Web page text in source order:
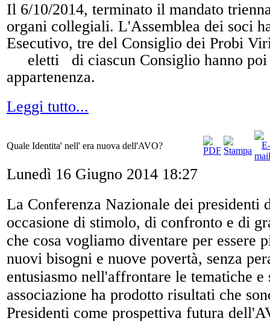
Il 6/10/2014, terminato il mandato
organi collegiali. L'Assemblea dei
Esecutivo, tre del Consiglio dei Probi
eletti di ciascun Consiglio hanno poi
appartenenza.
Leggi tutto...
Quale Identita' nell' era nuova dell'AVO?
Lunedì 16 Giugno 2014 18:27
La Conferenza Nazionale dei presidenti
occasione di stimolo, di confronto e di
che cosa vogliamo diventare per essere
nuovi bisogni e nuove povertà, senza
entusiasmo nell'affrontare le tematiche
associazione ha prodotto risultati che
Presidenti come prospettiva